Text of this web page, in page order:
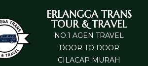
ERLANGGA TRANS
TOUR & TRAVEL
NO.1 AGEN TRAVEL
DOOR TO DOOR
CILACAP MURAH